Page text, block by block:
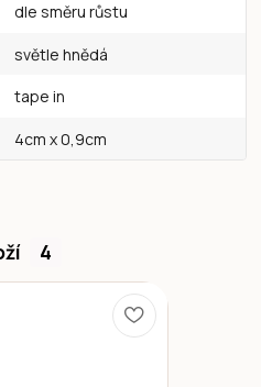
dle směru růstu
světle hnědá
tape in
4cm x 0,9cm
4